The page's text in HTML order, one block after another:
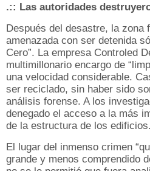
.:: Las autoridades
Después del desastre, la zona
amenazada con ser detenida
Cero”. La empresa Controled
multimillonario encargo de
una velocidad considerable.
ser reciclado, sin haber sido
análisis forense. A los
denegado el acceso a la más
de la estructura de los edificios.
El lugar del inmenso crimen
grande y menos comprendido